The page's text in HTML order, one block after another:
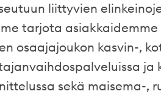
liittyvien
tarjota
osaajajoukon kasvin-,
ja
sekä maisema-,